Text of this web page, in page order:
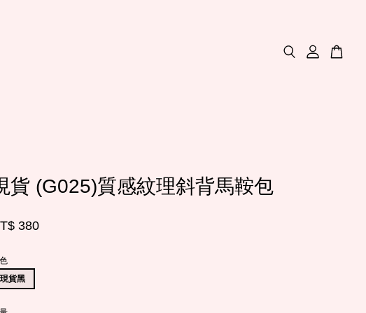
貨 (G025)質感紋理斜背馬鞍包
380
現貨黑